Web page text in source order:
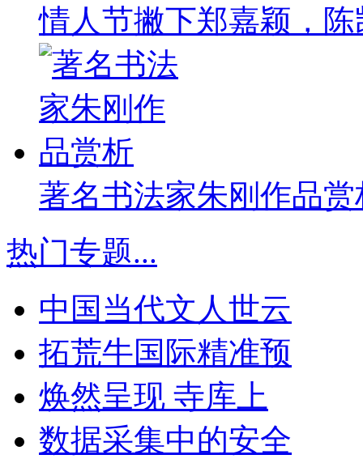
情人节撇下郑嘉颖，
著名书法家朱刚作品赏
热门专题...
中国当代文人世云
拓荒牛国际精准预
焕然呈现 寺库上
数据采集中的安全